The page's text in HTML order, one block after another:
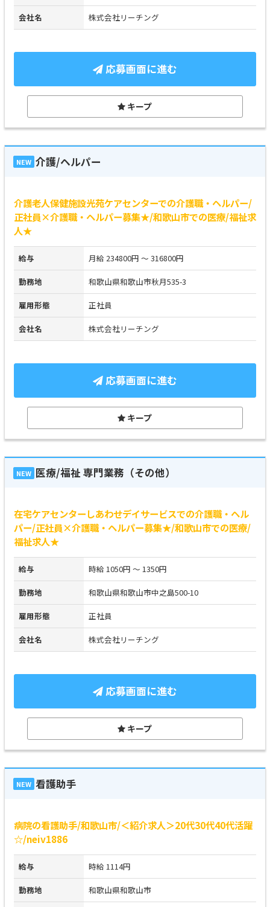
会社名 株式会社リーチング
応募画面に進む
キープ
NEW 介護/ヘルパー
介護老人保健施設光苑ケアセンターでの介護職・ヘルパー/
正社員×介護職・ヘルパー募集★/和歌山市での医療/福祉求
人★
給与 月給 234800円 ～ 316800円
勤務地 和歌山県和歌山市秋月535-3
雇用形態 正社員
会社名 株式会社リーチング
応募画面に進む
キープ
NEW 医療/福祉 専門業務（その他）
在宅ケアセンターしあわせデイサービスでの介護職・ヘル
パー/正社員×介護職・ヘルパー募集★/和歌山市での医療/
福祉求人★
給与 時給 1050円 ～ 1350円
勤務地 和歌山県和歌山市中之島500-10
雇用形態 正社員
会社名 株式会社リーチング
応募画面に進む
キープ
NEW 看護助手
病院の看護助手/和歌山市/＜紹介求人＞20代30代40代活躍
☆/neiv1886
給与 時給 1114円
勤務地 和歌山県和歌山市